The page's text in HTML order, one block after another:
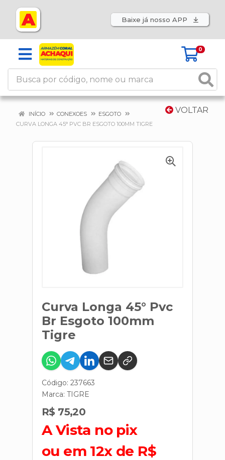
Baixe já nosso APP
0
VOLTAR
INÍCIO CONEXOES
ESGOTO
CURVA LONGA 45° PVC BR ESGOTO 100MM TIGRE
Curva Longa 45° Pvc
Br Esgoto 100mm
Tigre
Código: 237663
Marca: TIGRE
R$ 75,20
A Vista no pix
ou em 12x de R$